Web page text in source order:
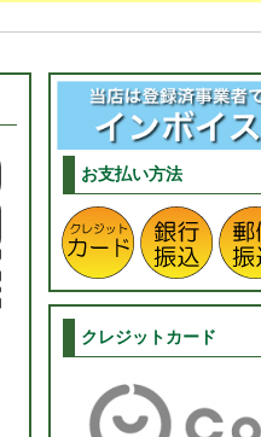
お支払い方法
クレジットカード